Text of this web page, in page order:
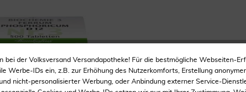
Biochemie
Tabletten
bei der Volksversand Versandapotheke! Für die bestmögliche Webseiten-
Werbe-IDs ein, z.B. zur Erhöhung des Nutzerkomforts, Erstellung
nicht-personalisierter Werbung, oder Anbindung externer Service-